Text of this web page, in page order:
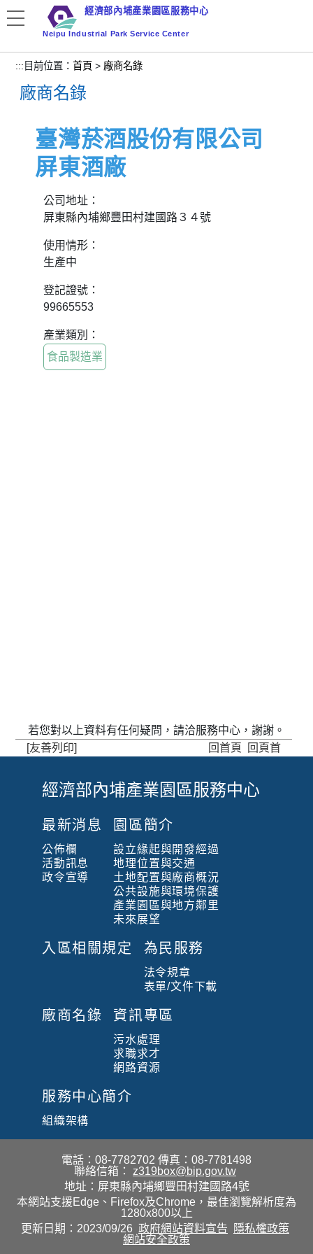
到
要
內
容
塊
經濟部內埔產業園區服務中心
Neipu Industrial Park Service Center
::: 目前位置：首頁 > 廠商名錄
廠商名錄
臺灣菸酒股份有限公司
屏東酒廠
公司地址：
屏東縣內埔鄉豐田村建國路３４號
使用情形：
生產中
登記證號：
99665553
產業類別：
食品製造業
若您對以上資料有任何疑問，請洽服務中心，謝謝。
[友善列印]
回首頁 回頁首
:
:
經濟部內埔產業園區服務中心
最新消息
公佈欄
活動訊息
政令宣導
園區簡介
設立緣起與開發經過
地理位置與交通
土地配置與廠商概況
公共設施與環境保護
產業園區與地方鄰里
未來展望
入區相關規定 為民服務
法令規章
表單/文件下載
廠商名錄 資訊專區
污水處理
求職求才
網路資源
服務中心簡介
組織架構
電話：08-7782702 傳真：08-7781498
聯絡信箱：
z319box@bip.gov.tw
地址：屏東縣內埔鄉豐田村建國路4號
本網站支援Edge、Firefox及Chrome，最佳瀏覽解析度為
1280x800以上
更新日期：2023/09/26 政府網站資料宣告
隱私權政策
網站安全政策